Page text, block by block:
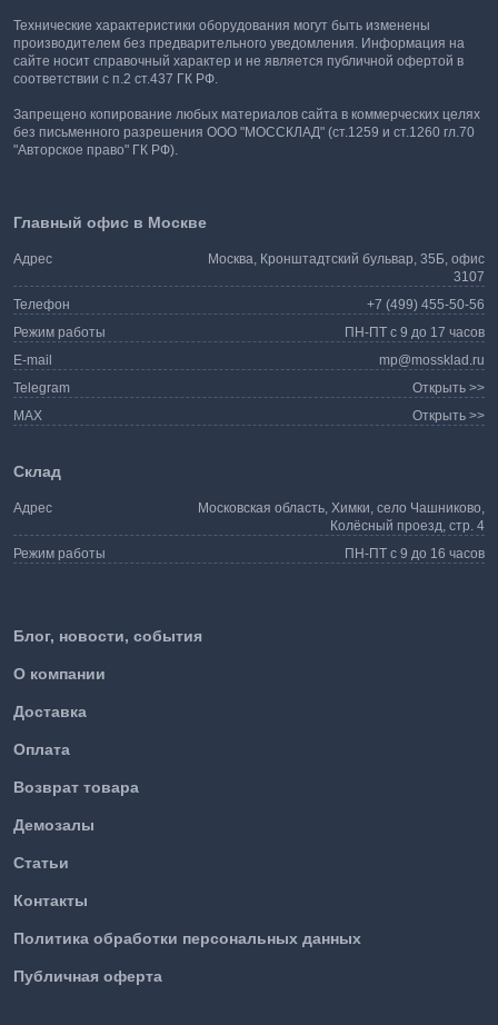
Технические характеристики оборудования могут быть изменены
производителем без предварительного уведомления. Информация на
сайте носит справочный характер и не является публичной офертой в
соответствии с п.2 ст.437 ГК РФ.
Запрещено копирование любых материалов сайта в коммерческих целях
без письменного разрешения ООО "МОССКЛАД" (ст.1259 и ст.1260 гл.70
"Авторское право" ГК РФ).
Блог, новости, события
О компании
Доставка
Оплата
Возврат товара
Демозалы
Статьи
Контакты
Политика обработки персональных данных
Публичная оферта
Главный офис в Москве
Адрес
Москва, Кронштадтский бульвар, 35Б, офис
3107
Телефон
+7 (499) 455-50-56
Режим работы
ПН-ПТ с 9 до 17 часов
E-mail
mp@mossklad.ru
Telegram
Открыть >>
MAX
Открыть >>
Склад
Адрес
Московская область, Химки, село Чашниково,
Колёсный проезд, стр. 4
Режим работы
ПН-ПТ с 9 до 16 часов